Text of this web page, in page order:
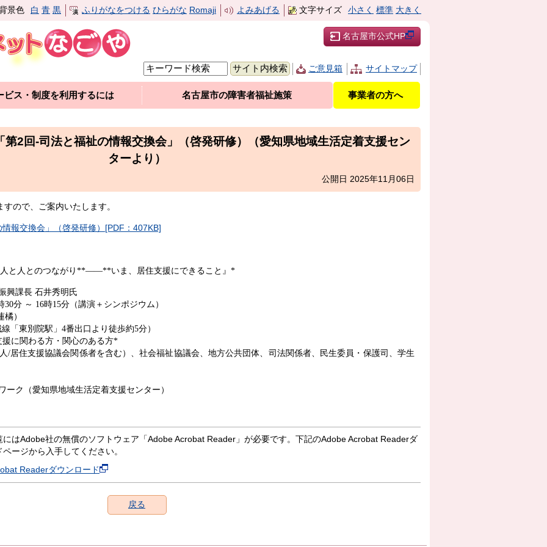
景色 白 青 黒 ふりがなをつける ひらがな Romaji よみあげる 文字サイズ 小さく 標準 大きく
名古屋市公式HP
ご意見箱 サイトマップ
ビス・制度を利用するには 名古屋市の障害者福祉施策 事業者の方へ
第2回-司法と福祉の情報交換会」（啓発研修）（愛知県地域生活定着支援セン
ターより）
公開日 2025年11月06日
ので、ご案内いたします。
報交換会」（啓発研修）[PDF：407KB]
と人とのつながり**——**いま、居住支援にできること』 *
興課長 石井秀明氏
30分 ～ 16時15分（講演＋シンポジウム）
）
「東別院駅」 4番出口より徒歩約5分）
に関わる方・関心のある方*
/居住支援協議会関係者を含む）、社会福祉協議会、地方公共団体、司法関係者、民生委員・保護司、学生
ーク（愛知県地域生活定着支援センター）
にはAdobe社の無償のソフトウェア「Adobe Acrobat Reader」が必要です。下記のAdobe Acrobat Readerダ
ページから入手してください。
Readerダウンロード
戻る